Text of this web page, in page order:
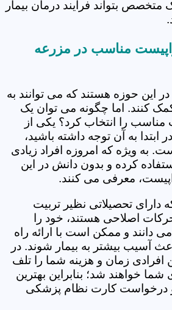
متخصص بتواند فرآیند درمان بیمار
مناسب در مزرعه
این حوزه هستند که می توانند به
کنند. اما چگونه می توان یک
را انتخاب کرد؟ یکی از
ابتدا به آن توجه داشته باشید،
به ویژه که امروزه افراد زیادی
کرده و بدون دانش در این
معرفی می کنند.
دارای تحصیلاتی نظیر تربیت
اصلاحی هستند، خود را
دانند و ممکن است با ارائه راه
آسیب بیشتر به بیمار شوند. در
افرادی زمان و هزینه شما را تلف
خواهند شد؛ بنابراین بهترین
درخواست کارت نظام پزشکی